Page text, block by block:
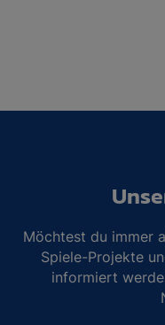
Möchtest du immer
Spiele-Projekte
informiert